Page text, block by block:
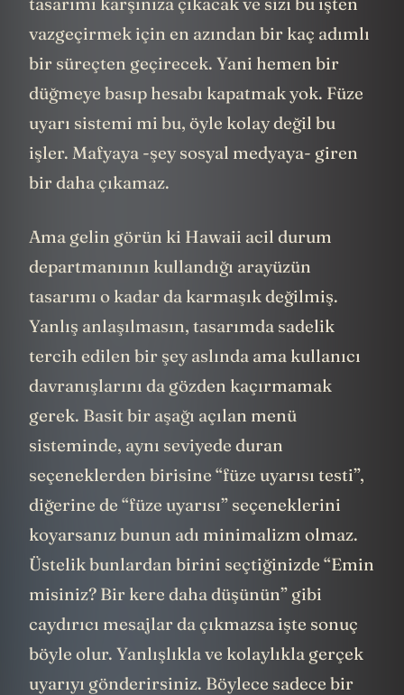
vazgeçirmek için en azından bir kaç adımlı
bir süreçten geçirecek. Yani hemen bir
düğmeye basıp hesabı kapatmak yok. Füze
uyarı sistemi mi bu, öyle kolay değil bu
işler. Mafyaya -şey sosyal medyaya- giren
bir daha çıkamaz.
Ama gelin görün ki Hawaii acil durum
departmanının kullandığı arayüzün
tasarımı o kadar da karmaşık değilmiş.
Yanlış anlaşılmasın, tasarımda sadelik
tercih edilen bir şey aslında ama kullanıcı
davranışlarını da gözden kaçırmamak
gerek. Basit bir aşağı açılan menü
sisteminde, aynı seviyede duran
seçeneklerden birisine “füze uyarısı testi”,
diğerine de “füze uyarısı” seçeneklerini
koyarsanız bunun adı minimalizm olmaz.
Üstelik bunlardan birini seçtiğinizde “Emin
misiniz? Bir kere daha düşünün” gibi
caydırıcı mesajlar da çıkmazsa işte sonuç
böyle olur. Yanlışlıkla ve kolaylıkla gerçek
uyarıyı gönderirsiniz. Böylece sadece bir